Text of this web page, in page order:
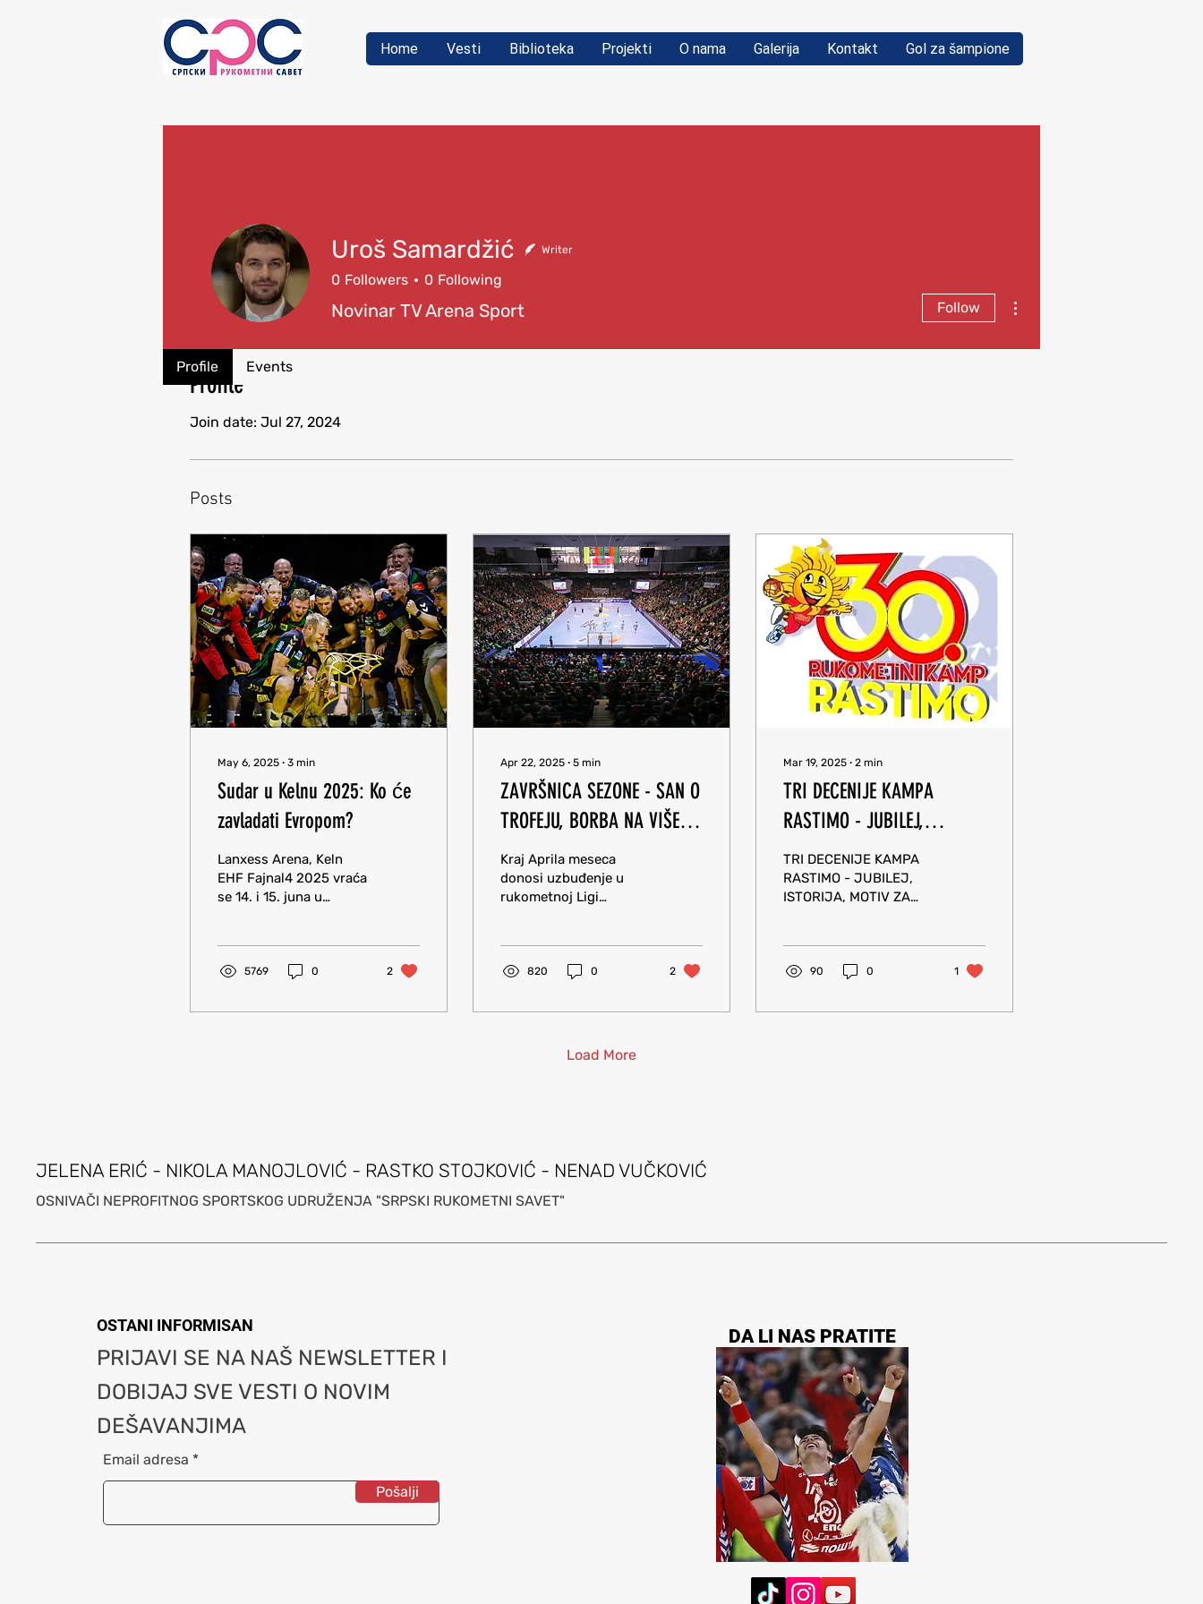
Home Vesti Biblioteka Projekti O nama Galerija Kontakt Gol za šampione
Profile
Join date: Jul 27, 2024
Posts
May 6, 2025 ∙ 3 min
Sudar u Kelnu 2025: Ko će
zavladati Evropom?
Lanxess Arena, Keln
EHF Fajnal4 2025 vraća
se 14. i 15. juna u
evropski rukomet...
5769 0 2
Apr 22, 2025 ∙ 5 min
ZAVRŠNICA SEZONE - SAN O
TROFEJU, BORBA NA VIŠE
FRONTOVA
Kraj Aprila meseca
donosi uzbuđenje u
rukometnoj Ligi
Bundeslige je pred...
820 0 2
Mar 19, 2025 ∙ 2 min
TRI DECENIJE KAMPA
RASTIMO - JUBILEJ,
ISTORIJA, MOTIV ZA
BUDUĆNOST
TRI DECENIJE KAMPA
RASTIMO - JUBILEJ,
ISTORIJA, MOTIV ZA
90 0 1
Load More
Uroš Samardžić Writer
0 Followers 0 Following
Novinar TV Arena Sport Follow
Profile Events
JELENA ERIĆ - NIKOLA MANOJLOVIĆ - RASTKO STOJKOVIĆ - NENAD VUČKOVIĆ
OSNIVAČI NEPROFITNOG SPORTSKOG UDRUŽENJA "SRPSKI RUKOMETNI SAVET"
OSTANI INFORMISAN
PRIJAVI SE NA NAŠ NEWSLETTER I
DOBIJAJ SVE VESTI O NOVIM
DEŠAVANJIMA
Email adresa
Pošalji
DA LI NAS PRATITE